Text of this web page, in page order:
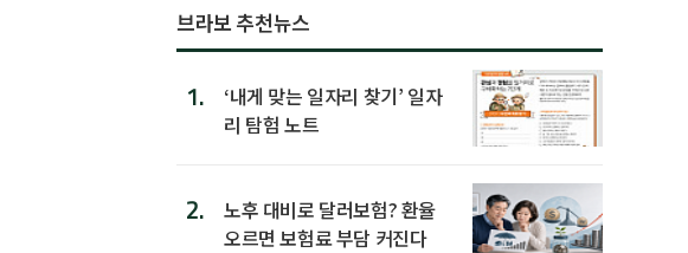
브라보 추천뉴스
1.
‘내게 맞는 일자리 찾기’ 일자
리 탐험 노트
2.
노후 대비로 달러보험? 환율
오르면 보험료 부담 커진다